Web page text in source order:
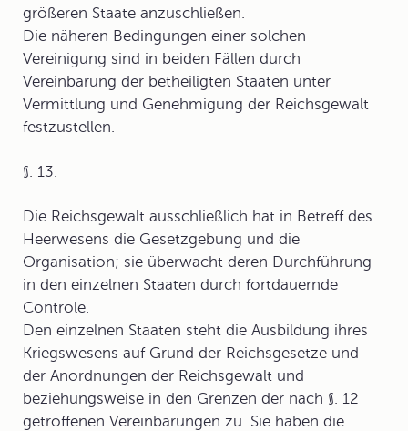
größeren Staate anzuschließen.
Die näheren Bedingungen einer solchen
Vereinigung sind in beiden Fällen durch
Vereinbarung der betheiligten Staaten unter
Vermittlung und Genehmigung der Reichsgewalt
festzustellen.
§. 13.
Die Reichsgewalt ausschließlich hat in Betreff des
Heerwesens die Gesetzgebung und die
Organisation; sie überwacht deren Durchführung
in den einzelnen Staaten durch fortdauernde
Controle.
Den einzelnen Staaten steht die Ausbildung ihres
Kriegswesens auf Grund der Reichsgesetze und
der Anordnungen der Reichsgewalt und
beziehungsweise in den Grenzen der nach §. 12
getroffenen Vereinbarungen zu. Sie haben die